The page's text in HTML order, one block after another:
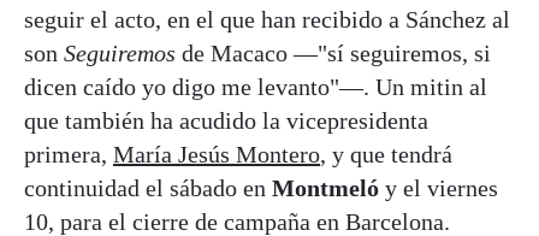
seguir el acto, en el que han recibido a Sánchez al
son Seguiremos de Macaco —"sí seguiremos, si
dicen caído yo digo me levanto"—. Un mitin al
que también ha acudido la vicepresidenta
primera, María Jesús Montero, y que tendrá
continuidad el sábado en Montmeló y el viernes
10, para el cierre de campaña en Barcelona.